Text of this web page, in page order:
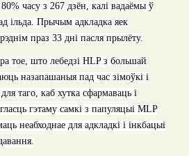
часу з 267 дзён, калі вадаёмы ў
ільда. Прычым адкладка яек
праз 33 дні пасля прылёту.
тое, што лебедзі HLP з большай
назапашаныя пад час зімоўкі і
таго, каб хутка сфармаваць і
гэтаму cамкі з папуляцыіMLP
неабходнае для адкладкі і інкбацыі